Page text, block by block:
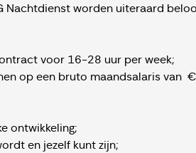
Nachtdienst worden uiteraard
voor 16-28 uur per week;
op een bruto maandsalaris
ontwikkeling;
en jezelf kunt zijn;